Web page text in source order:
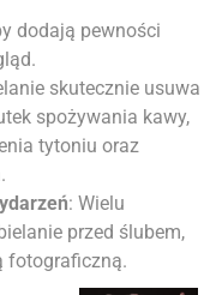
dodają pewności
skutecznie usuwa
spożywania kawy,
tytoniu oraz
: Wielu
przed ślubem,
fotograficzną.